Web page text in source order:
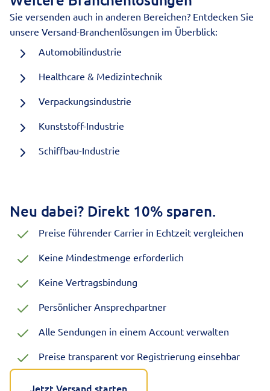
Sie versenden auch in anderen Bereichen? Entdecken Sie
unsere Versand-Branchenlösungen im Überblick:
Automobilindustrie
Healthcare & Medizintechnik
Verpackungsindustrie
Kunststoff-Industrie
Schiffbau-Industrie
Neu dabei? Direkt 10% sparen.
Preise führender Carrier in Echtzeit vergleichen
Keine Mindestmenge erforderlich
Keine Vertragsbindung
Persönlicher Ansprechpartner
Alle Sendungen in einem Account verwalten
Preise transparent vor Registrierung einsehbar
Jetzt Versand starten